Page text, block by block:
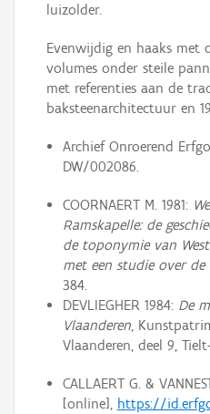
luizolder.
Evenwijdig en haaks met
volumes onder steile
met referenties aan de
baksteenarchitectuur en
Archief Onroerend
DW/002086.
COORNAERT M. 1981:
Ramskapelle: de
de toponymie van
met een studie over de
384.
DEVLIEGHER 1984: De
Vlaanderen,
Vlaanderen, deel 9,
CALLAERT G. &
[online], https://